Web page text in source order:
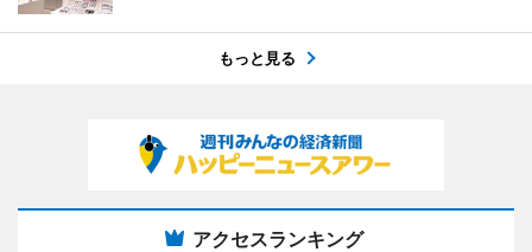
もっと見る
アクセスランキング